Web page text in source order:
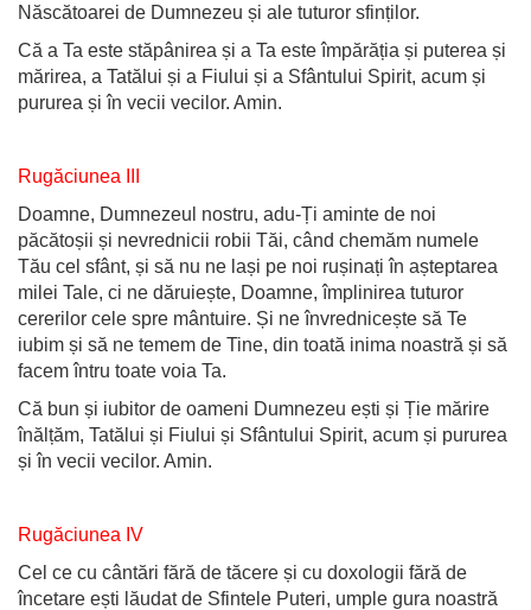
Născătoarei de Dumnezeu și ale tuturor sfinților.
Că a Ta este stăpânirea și a Ta este împărăția și puterea și
mărirea, a Tatălui și a Fiului și a Sfântului Spirit, acum și
pururea și în vecii vecilor. Amin.
Rugăciunea III
Doamne, Dumnezeul nostru, adu-Ți aminte de noi
păcătoșii și nevrednicii robii Tăi, când chemăm numele
Tău cel sfânt, și să nu ne lași pe noi rușinați în așteptarea
milei Tale, ci ne dăruiește, Doamne, împlinirea tuturor
cererilor cele spre mântuire. Și ne învrednicește să Te
iubim și să ne temem de Tine, din toată inima noastră și să
facem întru toate voia Ta.
Că bun și iubitor de oameni Dumnezeu ești și Ție mărire
înălțăm, Tatălui și Fiului și Sfântului Spirit, acum și pururea
și în vecii vecilor. Amin.
Rugăciunea IV
Cel ce cu cântări fără de tăcere și cu doxologii fără de
încetare ești lăudat de Sfintele Puteri, umple gura noastră